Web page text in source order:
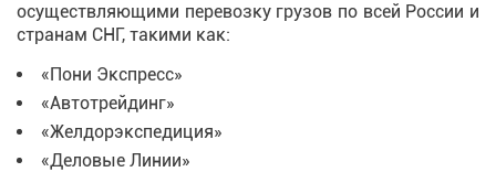
осуществляющими перевозку грузов по всей России и
странам СНГ, такими как:
«Пони Экспресс»
«Автотрейдинг»
«Желдорэкспедиция»
«Деловые Линии»